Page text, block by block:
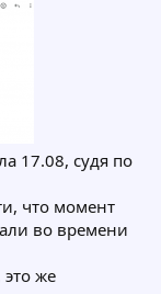
17.08, судя по
что момент
во времени
же